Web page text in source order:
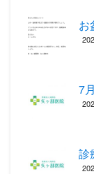
お
7
診